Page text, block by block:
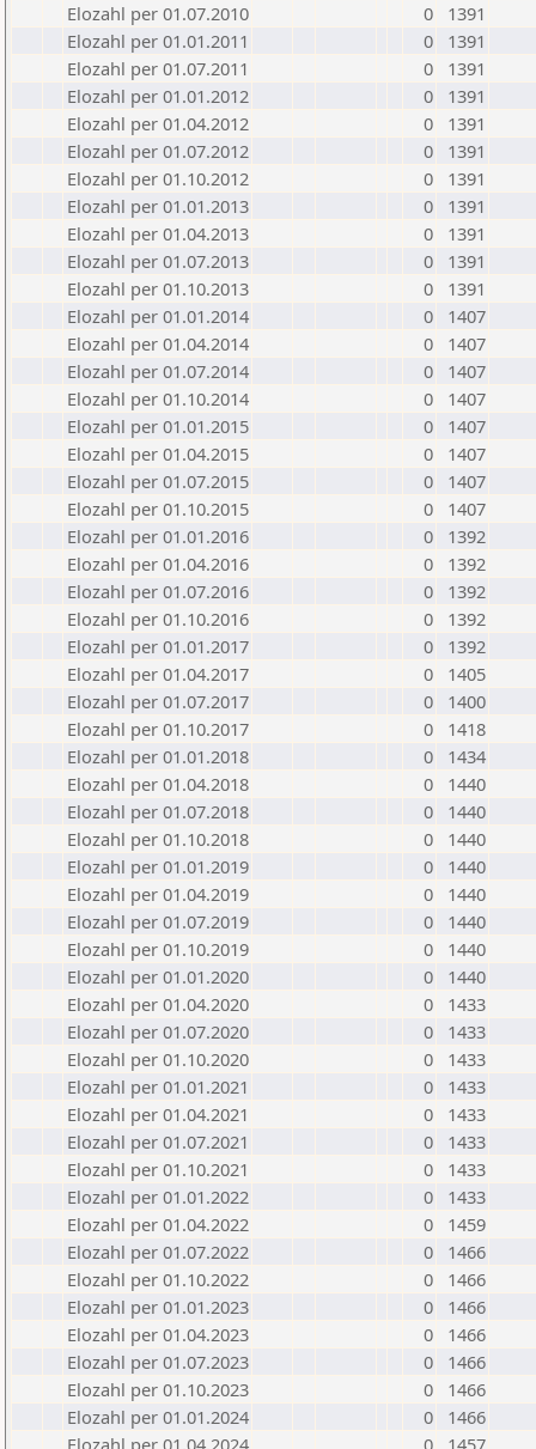
Elozahl per 01.07.2010
0
1391
Elozahl per 01.01.2011
0
1391
Elozahl per 01.07.2011
0
1391
Elozahl per 01.01.2012
0
1391
Elozahl per 01.04.2012
0
1391
Elozahl per 01.07.2012
0
1391
Elozahl per 01.10.2012
0
1391
Elozahl per 01.01.2013
0
1391
Elozahl per 01.04.2013
0
1391
Elozahl per 01.07.2013
0
1391
Elozahl per 01.10.2013
0
1391
Elozahl per 01.01.2014
0
1407
Elozahl per 01.04.2014
0
1407
Elozahl per 01.07.2014
0
1407
Elozahl per 01.10.2014
0
1407
Elozahl per 01.01.2015
0
1407
Elozahl per 01.04.2015
0
1407
Elozahl per 01.07.2015
0
1407
Elozahl per 01.10.2015
0
1407
Elozahl per 01.01.2016
0
1392
Elozahl per 01.04.2016
0
1392
Elozahl per 01.07.2016
0
1392
Elozahl per 01.10.2016
0
1392
Elozahl per 01.01.2017
0
1392
Elozahl per 01.04.2017
0
1405
Elozahl per 01.07.2017
0
1400
Elozahl per 01.10.2017
0
1418
Elozahl per 01.01.2018
0
1434
Elozahl per 01.04.2018
0
1440
Elozahl per 01.07.2018
0
1440
Elozahl per 01.10.2018
0
1440
Elozahl per 01.01.2019
0
1440
Elozahl per 01.04.2019
0
1440
Elozahl per 01.07.2019
0
1440
Elozahl per 01.10.2019
0
1440
Elozahl per 01.01.2020
0
1440
Elozahl per 01.04.2020
0
1433
Elozahl per 01.07.2020
0
1433
Elozahl per 01.10.2020
0
1433
Elozahl per 01.01.2021
0
1433
Elozahl per 01.04.2021
0
1433
Elozahl per 01.07.2021
0
1433
Elozahl per 01.10.2021
0
1433
Elozahl per 01.01.2022
0
1433
Elozahl per 01.04.2022
0
1459
Elozahl per 01.07.2022
0
1466
Elozahl per 01.10.2022
0
1466
Elozahl per 01.01.2023
0
1466
Elozahl per 01.04.2023
0
1466
Elozahl per 01.07.2023
0
1466
Elozahl per 01.10.2023
0
1466
Elozahl per 01.01.2024
0
1466
Elozahl per 01.04.2024
0
1457